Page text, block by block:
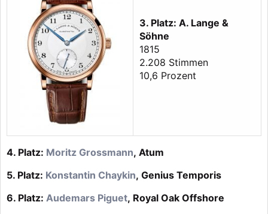
3. Platz: A. Lange &
Söhne
1815
2.208 Stimmen
10,6 Prozent
4. Platz: Moritz Grossmann, Atum
5. Platz: Konstantin Chaykin, Genius Temporis
6. Platz: Audemars Piguet, Royal Oak Offshore